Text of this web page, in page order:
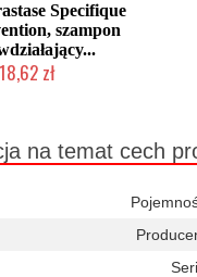
Specifique
szampon
zł
na temat cech